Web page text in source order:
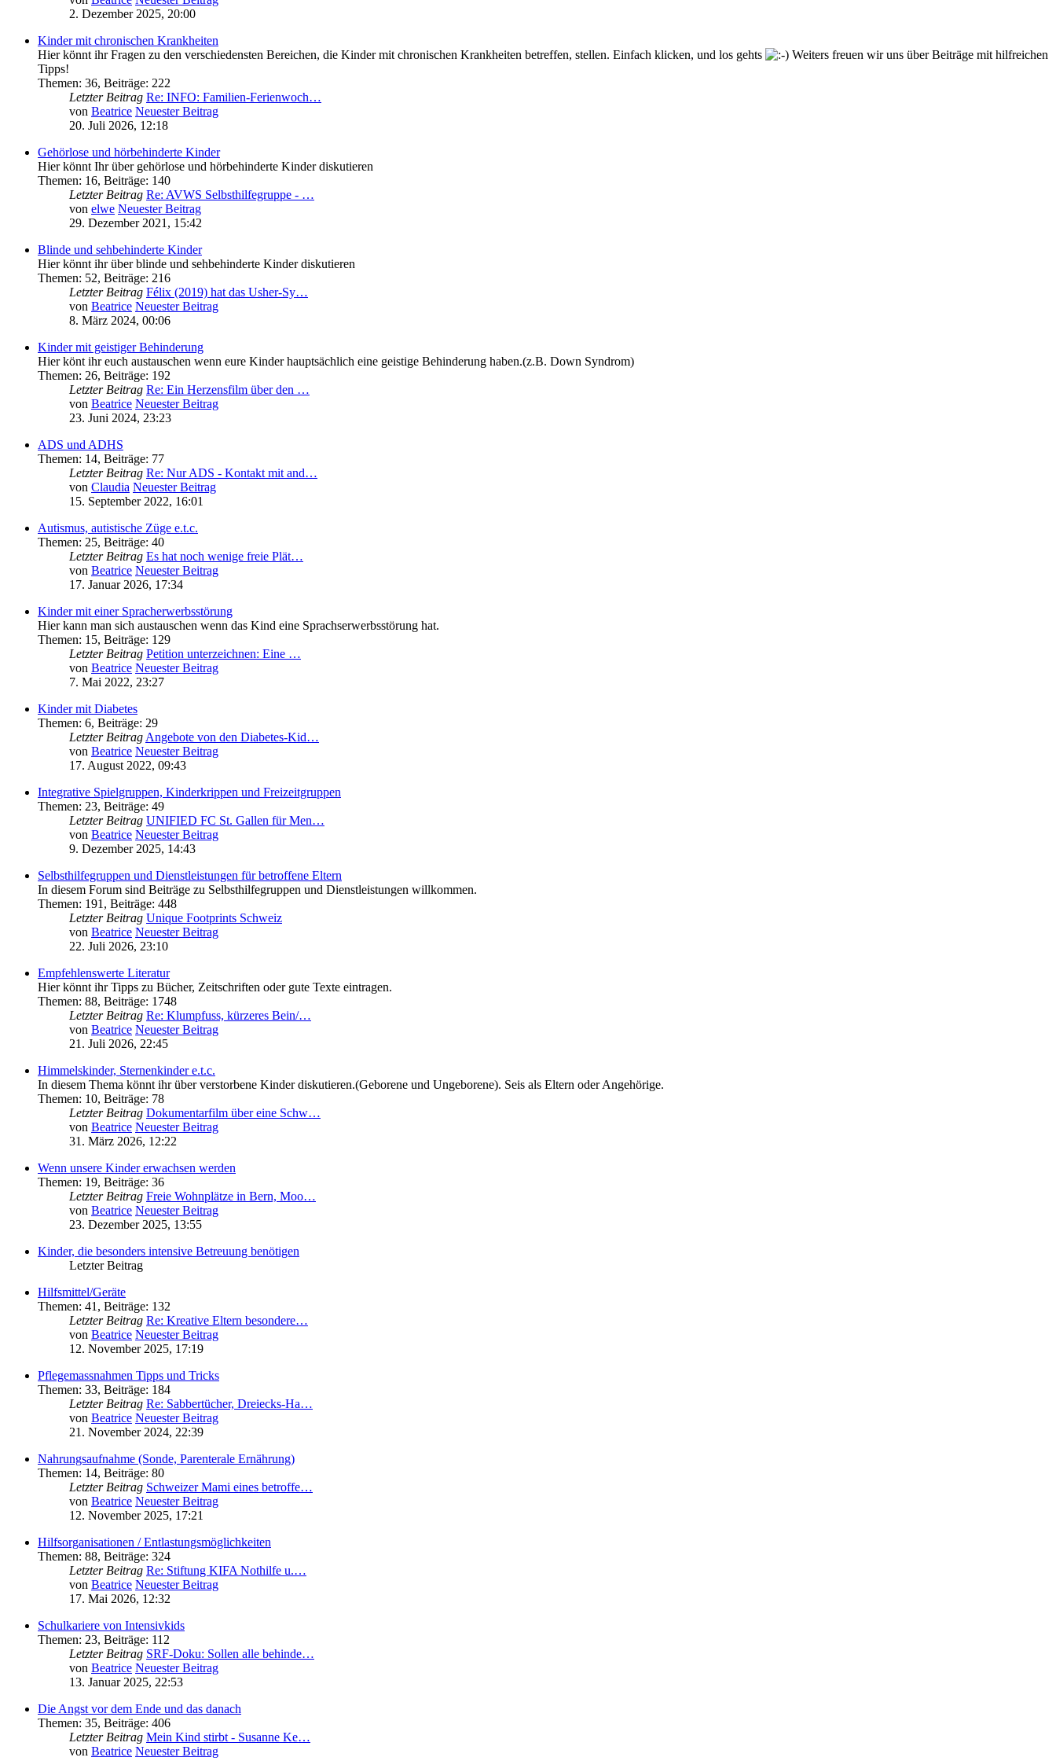
2. Dezember 2025, 20:00
Kinder mit chronischen Krankheiten
Hier könnt ihr Fragen zu den verschiedensten Bereichen, die Kinder mit chronischen Krankheiten betreffen, stellen. Einfach klicken, und los gehts
Weiters freuen wir uns über Beiträge mit hilfreichen
Tipps!
Themen: 36, Beiträge: 222
Letzter Beitrag Re: INFO: Familien-Ferienwoch…
von Beatrice Neuester Beitrag
20. Juli 2026, 12:18
Gehörlose und hörbehinderte Kinder
Hier könnt Ihr über gehörlose und hörbehinderte Kinder diskutieren
Themen: 16, Beiträge: 140
Letzter Beitrag Re: AVWS Selbsthilfegruppe - …
von elwe Neuester Beitrag
29. Dezember 2021, 15:42
Blinde und sehbehinderte Kinder
Hier könnt ihr über blinde und sehbehinderte Kinder diskutieren
Themen: 52, Beiträge: 216
Letzter Beitrag Félix (2019) hat das Usher-Sy…
von Beatrice Neuester Beitrag
8. März 2024, 00:06
Kinder mit geistiger Behinderung
Hier könt ihr euch austauschen wenn eure Kinder hauptsächlich eine geistige Behinderung haben.(z.B. Down Syndrom)
Themen: 26, Beiträge: 192
Letzter Beitrag Re: Ein Herzensfilm über den …
von Beatrice Neuester Beitrag
23. Juni 2024, 23:23
ADS und ADHS
Themen: 14, Beiträge: 77
Letzter Beitrag Re: Nur ADS - Kontakt mit and…
von Claudia Neuester Beitrag
15. September 2022, 16:01
Autismus, autistische Züge e.t.c.
Themen: 25, Beiträge: 40
Letzter Beitrag Es hat noch wenige freie Plät…
von Beatrice Neuester Beitrag
17. Januar 2026, 17:34
Kinder mit einer Spracherwerbsstörung
Hier kann man sich austauschen wenn das Kind eine Sprachserwerbsstörung hat.
Themen: 15, Beiträge: 129
Letzter Beitrag Petition unterzeichnen: Eine …
von Beatrice Neuester Beitrag
7. Mai 2022, 23:27
Kinder mit Diabetes
Themen: 6, Beiträge: 29
Letzter Beitrag Angebote von den Diabetes-Kid…
von Beatrice Neuester Beitrag
17. August 2022, 09:43
Integrative Spielgruppen, Kinderkrippen und Freizeitgruppen
Themen: 23, Beiträge: 49
Letzter Beitrag UNIFIED FC St. Gallen für Men…
von Beatrice Neuester Beitrag
9. Dezember 2025, 14:43
Selbsthilfegruppen und Dienstleistungen für betroffene Eltern
In diesem Forum sind Beiträge zu Selbsthilfegruppen und Dienstleistungen willkommen.
Themen: 191 , Beiträge: 448
Letzter Beitrag Unique Footprints Schweiz
von Beatrice Neuester Beitrag
22. Juli 2026, 23:10
Empfehlenswerte Literatur
Hier könnt ihr Tipps zu Bücher, Zeitschriften oder gute Texte eintragen.
Themen: 88, Beiträge: 1748
Letzter Beitrag Re: Klumpfuss, kürzeres Bein/…
von Beatrice Neuester Beitrag
21. Juli 2026, 22:45
Himmelskinder, Sternenkinder e.t.c.
In diesem Thema könnt ihr über verstorbene Kinder diskutieren.(Geborene und Ungeborene). Seis als Eltern oder Angehörige.
Themen: 10, Beiträge: 78
Letzter Beitrag Dokumentarfilm über eine Schw…
von Beatrice Neuester Beitrag
31. März 2026, 12:22
Wenn unsere Kinder erwachsen werden
Themen: 19, Beiträge: 36
Letzter Beitrag Freie Wohnplätze in Bern, Moo…
von Beatrice Neuester Beitrag
23. Dezember 2025, 13:55
Kinder, die besonders intensive Betreuung benötigen
Letzter Beitrag
Hilfsmittel/Geräte
Themen: 41 , Beiträge: 132
Letzter Beitrag Re: Kreative Eltern besondere…
von Beatrice Neuester Beitrag
12. November 2025, 17:19
Pflegemassnahmen Tipps und Tricks
Themen: 33, Beiträge: 184
Letzter Beitrag Re: Sabbertücher, Dreiecks-Ha…
von Beatrice Neuester Beitrag
21. November 2024, 22:39
Nahrungsaufnahme (Sonde, Parenterale Ernährung)
Themen: 14, Beiträge: 80
Letzter Beitrag Schweizer Mami eines betroffe…
von Beatrice Neuester Beitrag
12. November 2025, 17:21
Hilfsorganisationen / Entlastungsmöglichkeiten
Themen: 88, Beiträge: 324
Letzter Beitrag Re: Stiftung KIFA Nothilfe u.…
von Beatrice Neuester Beitrag
17. Mai 2026, 12:32
Schulkariere von Intensivkids
Themen: 23, Beiträge: 112
Letzter Beitrag SRF-Doku: Sollen alle behinde…
von Beatrice Neuester Beitrag
13. Januar 2025, 22:53
Die Angst vor dem Ende und das danach
Themen: 35, Beiträge: 406
Letzter Beitrag Mein Kind stirbt - Susanne Ke…
von Beatrice Neuester Beitrag